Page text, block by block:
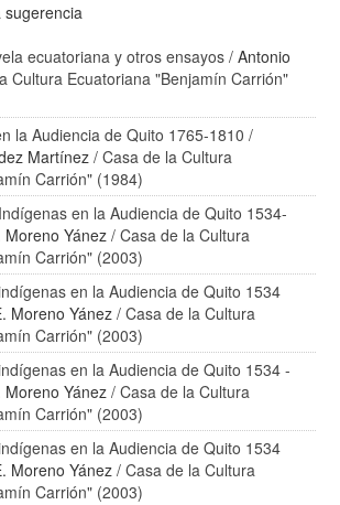
sugerencia
ecuatoriana y otros ensayos /Antonio
Cultura Ecuatoriana "Benjamín Carrión"
la Audiencia de Quito 1765-1810 /
Martínez / Casa de la Cultura
Carrión" (1984)
en la Audiencia de Quito 1534-
Moreno Yánez / Casa de la Cultura
Carrión" (2003)
en la Audiencia de Quito 1534
Moreno Yánez / Casa de la Cultura
Carrión" (2003)
en la Audiencia de Quito 1534 -
Moreno Yánez / Casa de la Cultura
Carrión" (2003)
en la Audiencia de Quito 1534
Moreno Yánez / Casa de la Cultura
Carrión" (2003)